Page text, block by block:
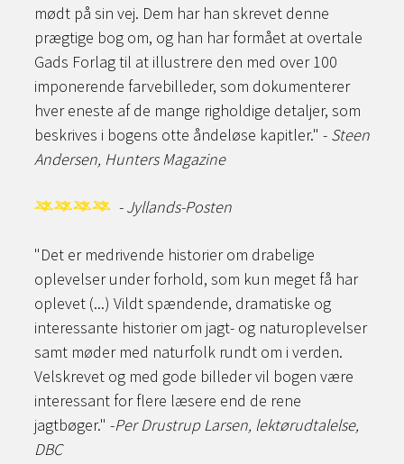
mødt på sin vej. Dem har han skrevet denne
prægtige bog om, og han har formået at overtale
Gads Forlag til at illustrere den med over 100
imponerende farvebilleder, som dokumenterer
hver eneste af de mange righoldige detaljer, som
beskrives i bogens otte åndeløse kapitler." - Steen
Andersen, Hunters Magazine
- Jyllands-Posten
"Det er medrivende historier om drabelige
oplevelser under forhold, som kun meget få har
oplevet (...) Vildt spændende, dramatiske og
interessante historier om jagt- og naturoplevelser
samt møder med naturfolk rundt om i verden.
Velskrevet og med gode billeder vil bogen være
interessant for flere læsere end de rene
jagtbøger." -Per Drustrup Larsen, lektørudtalelse,
DBC